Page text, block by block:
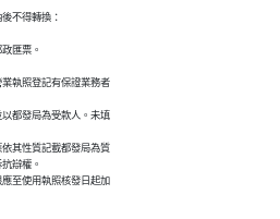
不得轉換：
匯票。
執照登記有保證業務者
都發局為受款人。未填
其性質記載都發局為質
辯權。
至使用執照核發日起加